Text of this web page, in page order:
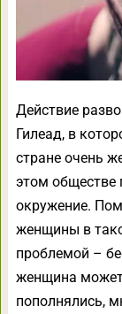
Действие
Гилеад, в
стране очень
этом обществе
окружение.
женщины в
проблемой –
женщина
пополнялись,